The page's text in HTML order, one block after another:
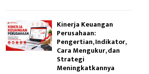
Kinerja Keuangan
Perusahaan:
Pengertian, Indikator,
Cara Mengukur, dan
Strategi
Meningkatkannya